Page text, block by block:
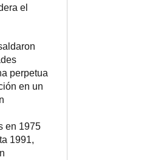
el
perpetua
en un
en 1975
1991,